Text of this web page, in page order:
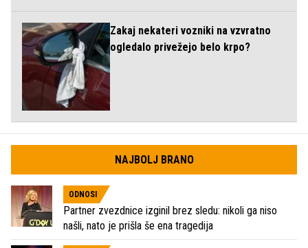
Zakaj nekateri vozniki na vzvratno
ogledalo privežejo belo krpo?
NAJBOLJ BRANO
ODNOSI
Partner zvezdnice izginil brez sledu: nikoli ga niso
našli, nato je prišla še ena tragedija